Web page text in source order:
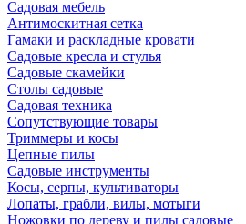
Садовая мебель
Антимоскитная сетка
Гамаки и раскладные кровати
Садовые кресла и стулья
Садовые скамейки
Столы садовые
Садовая техника
Сопутствующие товары
Триммеры и косы
Цепные пилы
Садовые инструменты
Косы, серпы, культиваторы
Лопаты, грабли, вилы, мотыги
Ножовки по дереву и пилы садовые